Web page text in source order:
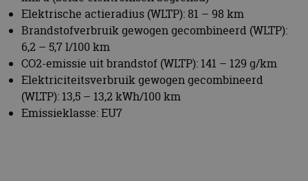
BMW X5
Gerelateerde berichten